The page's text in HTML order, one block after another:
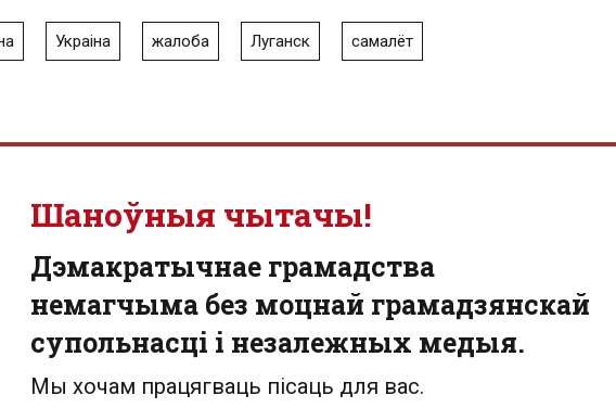
Украіна жалоба Луганск самалёт
Шаноўныя чытачы!
Дэмакратычнае грамадства
немагчыма без моцнай грамадзянскай
супольнасці і незалежных медыя.
Мы хочам працягваць пісаць для вас.